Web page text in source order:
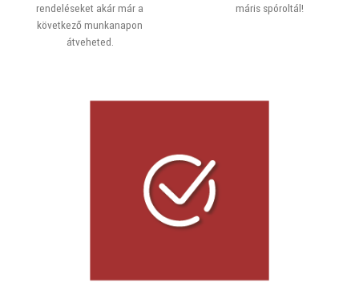
rendeléseket akár már a
következő munkanapon
átveheted.
máris spóroltál!